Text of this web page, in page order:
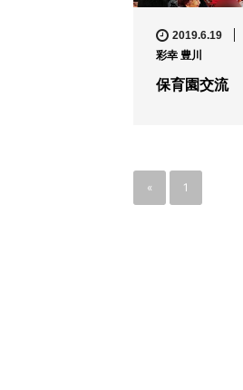
2019.6.19
彩幸 豊川
保育園交流
« 1